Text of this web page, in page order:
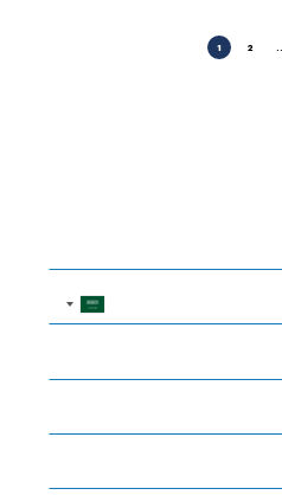
1 2
Saudi
Arabia